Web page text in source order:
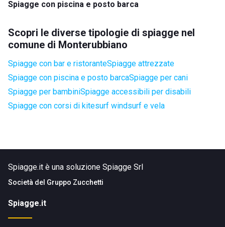
Spiagge con piscina e posto barca
Scopri le diverse tipologie di spiagge nel
comune di Monterubbiano
Spiagge con bar e ristoranteSpiagge attrezzate
Spiagge con piscina e posto barcaSpiagge per cani
Spiagge per bambiniSpiagge accessibili per disabili
Spiagge con corsi di kitesurf windsurf e vela
Spiagge.it è una soluzione Spiagge Srl
Società del Gruppo Zucchetti
Spiagge.it